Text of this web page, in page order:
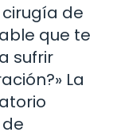
de
que te
sufrir
La